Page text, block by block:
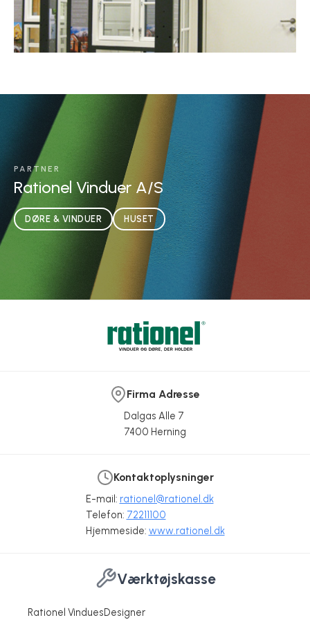
PARTNER
Rationel Vinduer A/S
DØRE & VINDUER HUSET
Firma Adresse
Dalgas Alle 7
7400 Herning
Kontaktoplysninger
E-mail: rationel@rationel.dk
Telefon: 72211100
Hjemmeside: www.rationel.dk
Værktøjskasse
Rationel VinduesDesigner